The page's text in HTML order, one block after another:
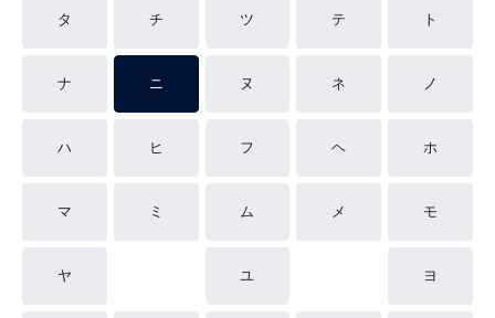
タ チ ツ テ ト
ナ ニ ヌ ネ ノ
ハ ヒ フ ヘ ホ
マ ミ ム メ モ
ヤ ユ ヨ